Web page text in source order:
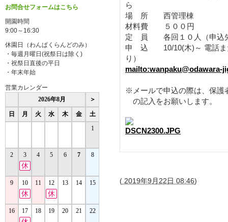
お問合せフォームはこちら
開園時間
9:00～16:30
休園日（わんぱくらんどのみ）
・毎週月曜日(祝祭日は除く)
・祝祭日直後の平日
・年末年始
営業カレンダー
場 所 西管理棟
材料費 ５００円
定 員 各回１０人（申込
申 込 10/10(木)～ 電話ま
り）
mailto:wanpaku@odawara-
※メールで申込の際は、保護
の記入をお願いします。
( 2019年9月22日 08:46)